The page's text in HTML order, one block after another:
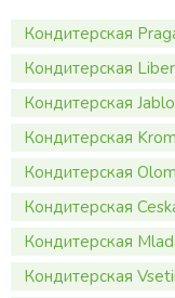
Кондитерская
Кондитерская
Кондитерская
Кондитерская
Кондитерская
Кондитерская
Кондитерская
Кондитерская